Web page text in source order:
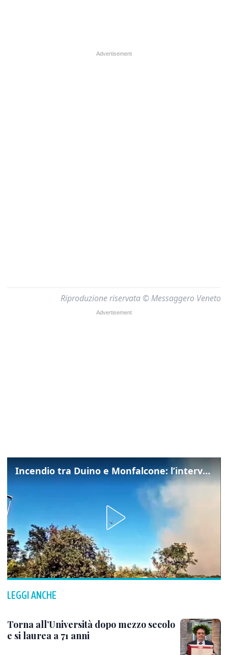
Riproduzione riservata © Messaggero Veneto
Incendio tra Duino e Monfalcone: l’intervento dei vigili del fuoco
LEGGI ANCHE
Torna all’Università dopo mezzo secolo
e si laurea a 71 anni